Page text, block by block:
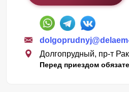
Долгопрудный, пр-т
Перед приездом